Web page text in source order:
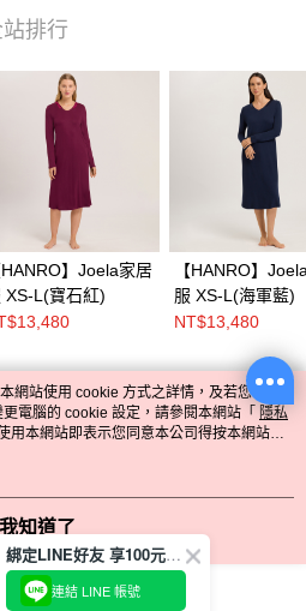
站排行
HANRO】Joela家居
XS-L(寶石紅)
【HANRO】
服 XS-L(海軍藍)
NT$13,480
網站使用 cookie 方式之詳情，及若您不希
電腦的 cookie 設定，請參閱本網站「 隱私
用本網站即表示您同意本公司得按本網站使
我知道了
綁定LINE好友 享100元折價券
連結 LINE 帳號